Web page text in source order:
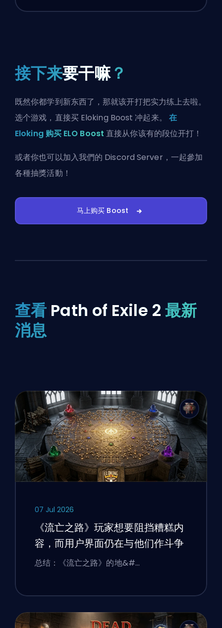
接下来要干嘛？
既然你都学到新东西了，那就该开打把实力练上去啦。
选个游戏，直接买 Eloking Boost 冲起来。 在
Eloking 购买 ELO Boost 直接从你该有的段位开打！
或者你也可以加入我們的 Discord Server ，一起參加
各種抽獎活動！
马上购买 Boost
查看 Path of Exile 2 最新
消息
07 Jul 2026
《流亡之路》玩家想要阻挡糟糕内
容，而用户界面仍在与他们作斗争
总结：《流亡之路》的地&#…